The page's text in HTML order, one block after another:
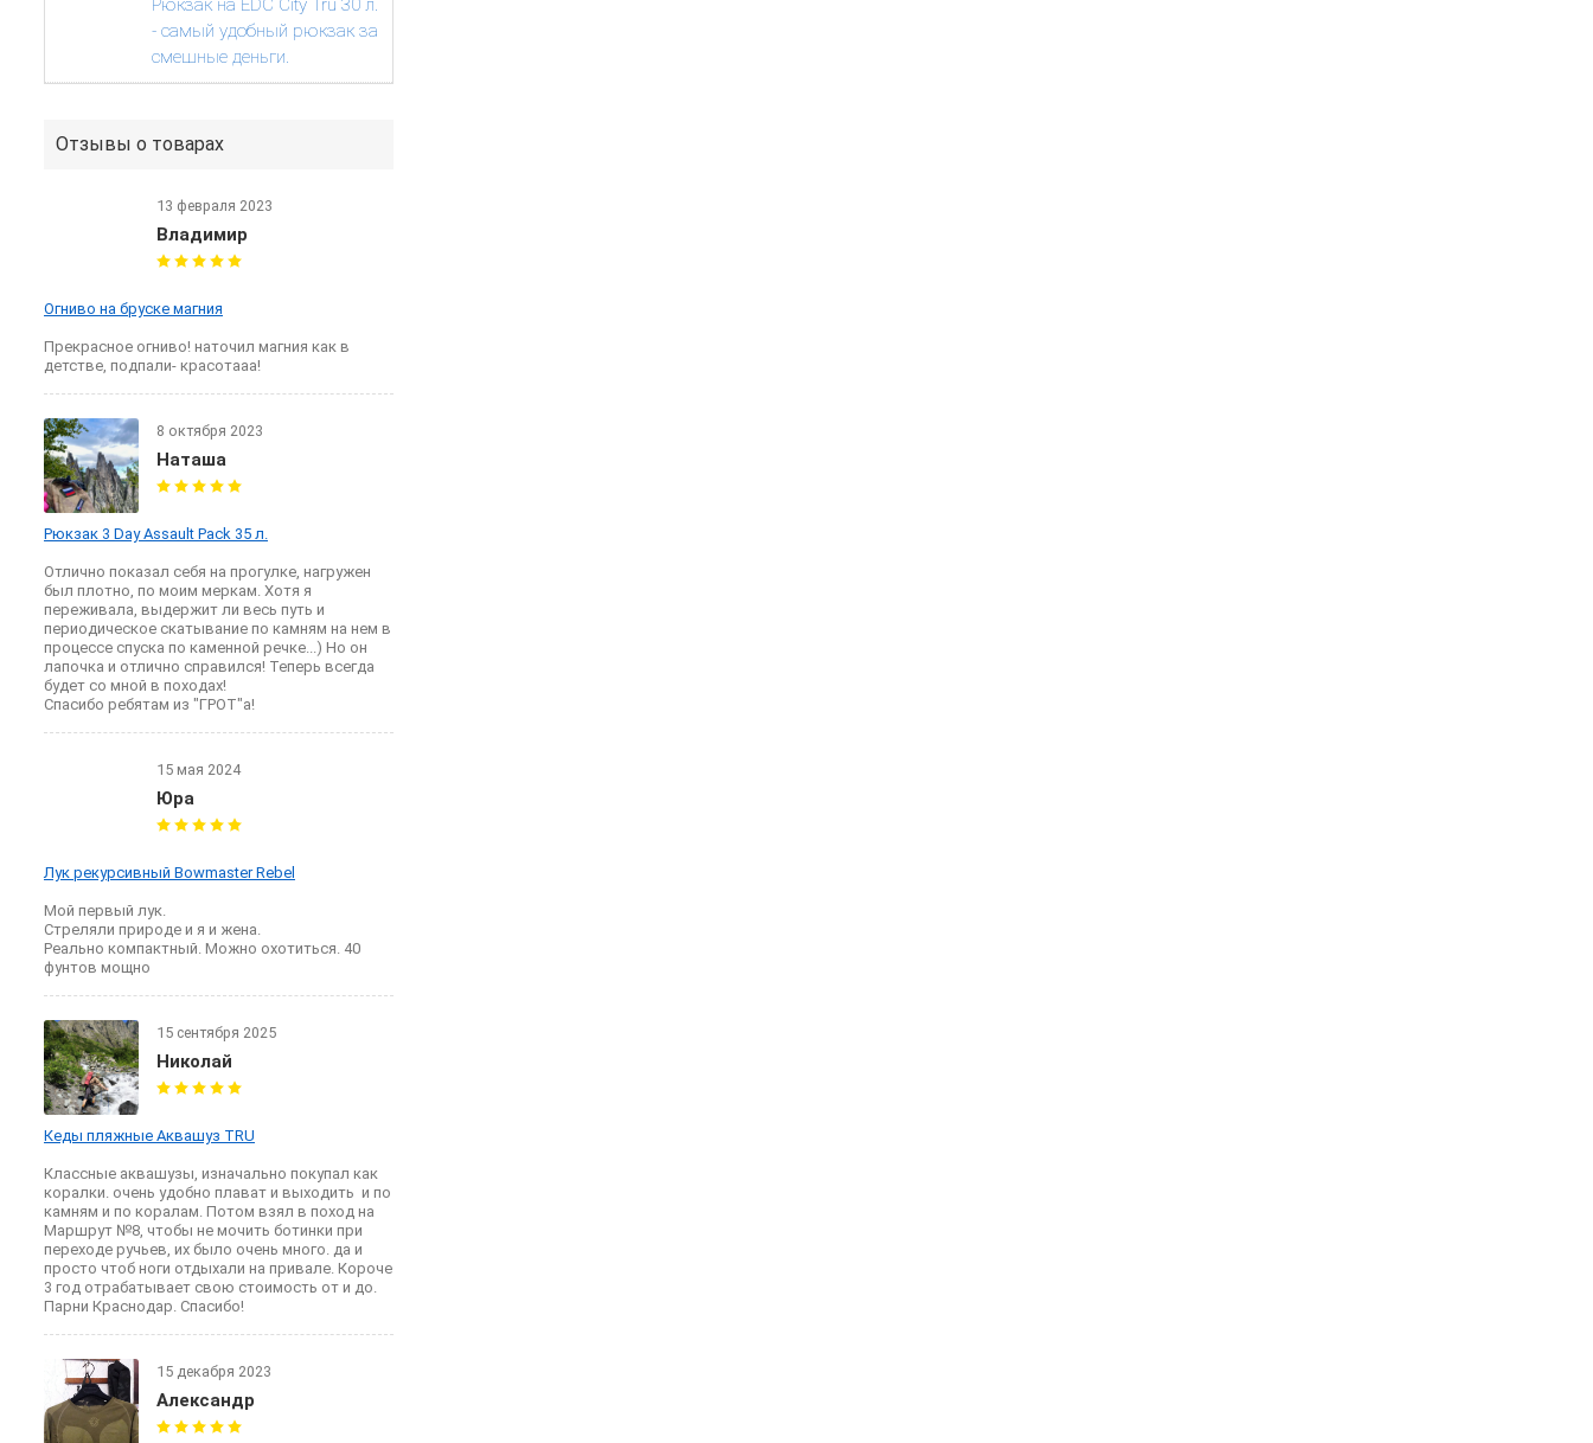
Рюкзак на EDC City Tru 30 л.
- самый удобный рюкзак за
смешные деньги.
Отзывы о товарах
13 февраля 2023
Владимир
Огниво на бруске магния
Прекрасное огниво! наточил магния как в
детстве, подпали- красотааа!
8 октября 2023
Наташа
Рюкзак 3 Day Assault Pack 35 л.
Отлично показал себя на прогулке, нагружен
был плотно, по моим меркам. Хотя я
переживала, выдержит ли весь путь и
периодическое скатывание по камням на нем в
процессе спуска по каменной речке...) Но он
лапочка и отлично справился! Теперь всегда
будет со мной в походах!
Спасибо ребятам из "ГРОТ"а!
15 мая 2024
Юра
Лук рекурсивный Bowmaster Rebel
Мой первый лук.
Стреляли природе и я и жена.
Реально компактный. Можно охотиться. 40
фунтов мощно
15 сентября 2025
Николай
Кеды пляжные Аквашуз TRU
Классные аквашузы, изначально покупал как
коралки. очень удобно плават и выходить и по
камням и по коралам. Потом взял в поход на
Маршрут №8, чтобы не мочить ботинки при
переходе ручьев, их было очень много. да и
просто чтоб ноги отдыхали на привале. Короче
3 год отрабатывает свою стоимость от и до.
Парни Краснодар. Спасибо!
15 декабря 2023
Александр